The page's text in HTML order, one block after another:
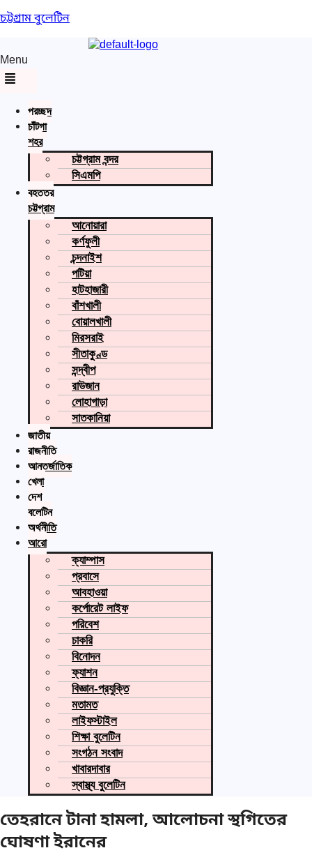
চট্টগ্রাম বুলেটিন
Menu
প্রচ্ছদ
চাঁটগা
শহর
চট্টগ্রাম বন্দর
সিএমপি
বৃহত্তর
চট্টগ্রাম
আনোয়ারা
কর্ণফুলী
চন্দনাইশ
পটিয়া
হাটহাজারী
বাঁশখালী
বোয়ালখালী
মিরসরাই
সীতাকুণ্ড
সন্দ্বীপ
রাউজান
লোহাগাড়া
সাতকানিয়া
জাতীয়
রাজনীতি
আন্তর্জাতিক
খেলা
দেশ
বুলেটিন
অর্থনীতি
আরো
ক্যাম্পাস
প্রবাসে
আবহাওয়া
কর্পোরেট লাইফ
পরিবেশ
চাকরি
বিনোদন
ফ্যাশন
বিজ্ঞান-প্রযুক্তি
মতামত
লাইফস্টাইল
শিক্ষা বুলেটিন
সংগঠন সংবাদ
খাবারদাবার
স্বাস্থ্য বুলেটিন
তেহরানে টানা হামলা, আলোচনা স্থগিতের
ঘোষণা ইরানের